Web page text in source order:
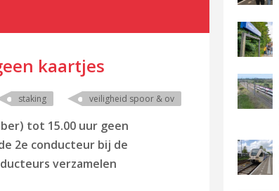
kaartjes
staking veiligheid spoor & ov
tot 15.00 uur geen
2e conducteur bij de
verzamelen